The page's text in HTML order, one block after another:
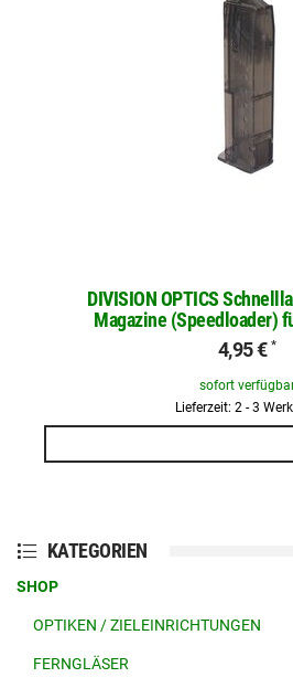
DIVISION OPTICS
Magazine (Speedloader)
4,95 € *
sofort
Lieferzeit: 2 - 3
KATEGORIEN
SHOP
OPTIKEN / ZIELEINRICHTUNGEN
FERNGLÄSER